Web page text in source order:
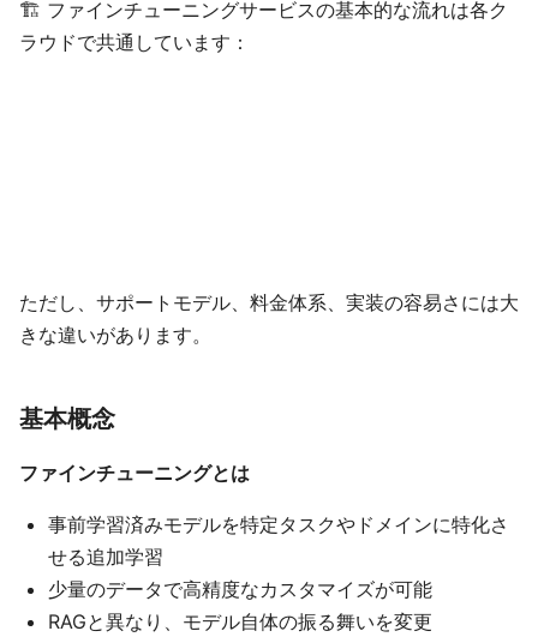
🏗️ ファインチューニングサービスの基本的な流れは各ク
ラウドで共通しています：
ただし、サポートモデル、料金体系、実装の容易さには大
きな違いがあります。
基本概念
ファインチューニングとは
事前学習済みモデルを特定タスクやドメインに特化さ
せる追加学習
少量のデータで高精度なカスタマイズが可能
RAGと異なり、モデル自体の振る舞いを変更